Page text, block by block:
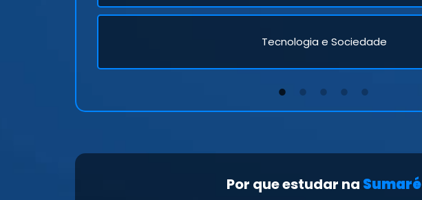
Tecnologia e Sociedade
1 2 3 4 5
Por que estudar na Sumaré